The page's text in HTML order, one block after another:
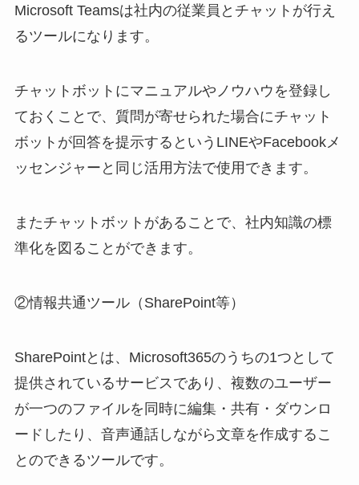
Microsoft Teamsは社内の従業員とチャットが行え
るツールになります。
チャットボットにマニュアルやノウハウを登録し
ておくことで、質問が寄せられた場合にチャット
ボットが回答を提示するというLINEやFacebookメ
ッセンジャーと同じ活用方法で使用できます。
またチャットボットがあることで、社内知識の標
準化を図ることができます。
②情報共通ツール（SharePoint等）
SharePointとは、Microsoft365のうちの1つとして
提供されているサービスであり、複数のユーザー
が一つのファイルを同時に編集・共有・ダウンロ
ードしたり、音声通話しながら文章を作成するこ
とのできるツールです。